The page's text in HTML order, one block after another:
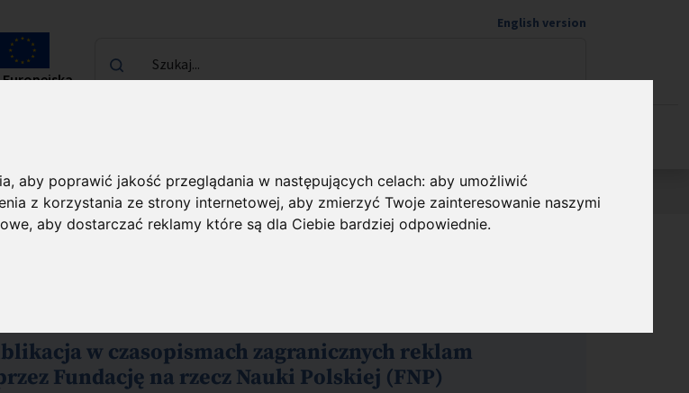
aby poprawić jakość przeglądania w następujących celach:aby umożliwić
z korzystania ze strony internetowej,aby zmierzyć Twoje zainteresowanie naszymi
,aby dostarczać reklamy które są dla Ciebie bardziej odpowiednie.
Europejska
English version
Szukaj...
finansowanych z Funduszy
w czasopismach zagranicznych reklam
Fundację na rzecz Nauki Polskiej (FNP)